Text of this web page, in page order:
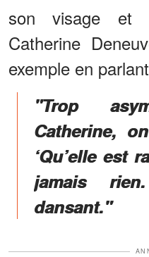
son visage
Catherine
exemple en
"Trop
Catherine,
‘Qu’elle est
jamais
dansant."